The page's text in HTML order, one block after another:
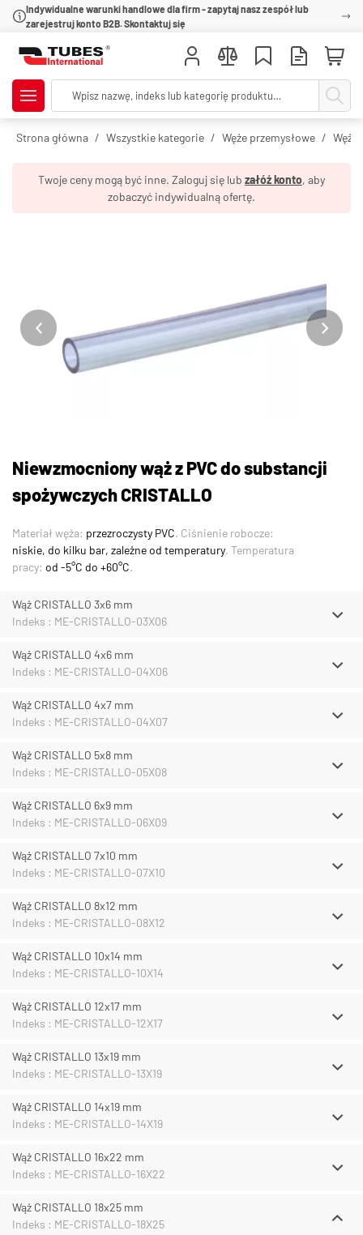
Indywidualne warunki handlowe dla firm - zapytaj nasz zespół lub
zarejestruj konto B2B. Skontaktuj się
Strona główna Wszystkie kategorie Węże przemysłowe Węże
Twoje ceny mogą być inne. Zaloguj się lub załóż konto, aby
zobaczyć indywidualną ofertę.
Niewzmocniony wąż z PVC do substancji
spożywczych CRISTALLO
Materiał węża: przezroczysty PVC. Ciśnienie robocze:
niskie, do kilku bar, zależne od temperatury. Temperatura
pracy: od -5°C do +60°C.
Wąż CRISTALLO 3x6 mm
Indeks : ME-CRISTALLO-03X06
Wąż CRISTALLO 4x6 mm
Indeks : ME-CRISTALLO-04X06
Wąż CRISTALLO 4x7 mm
Indeks : ME-CRISTALLO-04X07
Wąż CRISTALLO 5x8 mm
Indeks : ME-CRISTALLO-05X08
Wąż CRISTALLO 6x9 mm
Indeks : ME-CRISTALLO-06X09
Wąż CRISTALLO 7x10 mm
Indeks : ME-CRISTALLO-07X10
Wąż CRISTALLO 8x12 mm
Indeks : ME-CRISTALLO-08X12
Wąż CRISTALLO 10x14 mm
Indeks : ME-CRISTALLO-10X14
Wąż CRISTALLO 12x17 mm
Indeks : ME-CRISTALLO-12X17
Wąż CRISTALLO 13x19 mm
Indeks : ME-CRISTALLO-13X19
Wąż CRISTALLO 14x19 mm
Indeks : ME-CRISTALLO-14X19
Wąż CRISTALLO 16x22 mm
Indeks : ME-CRISTALLO-16X22
Wąż CRISTALLO 18x25 mm
Indeks : ME-CRISTALLO-18X25